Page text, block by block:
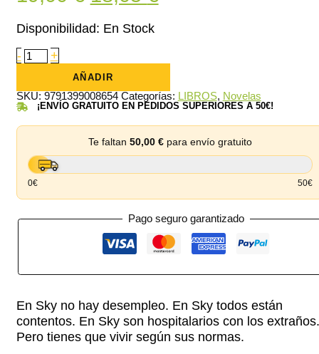
precio
era:
19,00 €.18,05 €.
Disponibilidad: En Stock
- Sky
cantidad
+
AÑADIR
SKU: 9791399008654 Categorías: LIBROS, Novelas
¡ENVÍO GRATUITO EN PEDIDOS SUPERIORES A 50€!
Te faltan 50,00 €para envío gratuito
0€ 50€
Pago seguro garantizado
En Sky no hay desempleo. En Sky todos están
contentos. En Sky son hospitalarios con los extraños.
Pero tienes que vivir según sus normas.